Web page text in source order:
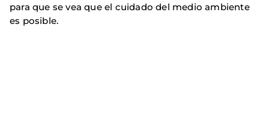
para que se vea que el cuidado del medio ambiente
es posible.